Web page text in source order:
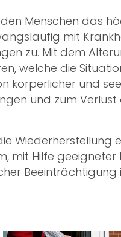
Menschen das
mit
zu. Mit dem
welche die
körperlicher und
und zum
Wiederherstellung
mit Hilfe